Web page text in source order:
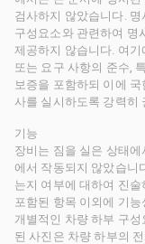
검사하지 않았습니다.
구성요소와 관련하여 명
제공하지 않습니다. 여
또는 요구 사항의 준수,
보증을 포함하되 이에
사를 실시하도록 강력히
기능
장비는 짐을 실은 상태
에서 작동되지 않았습니
는지 여부에 대하여 진
포함된 항목 이외에 기
개별적인 차량 하부 구
된 사진은 차량 하부의